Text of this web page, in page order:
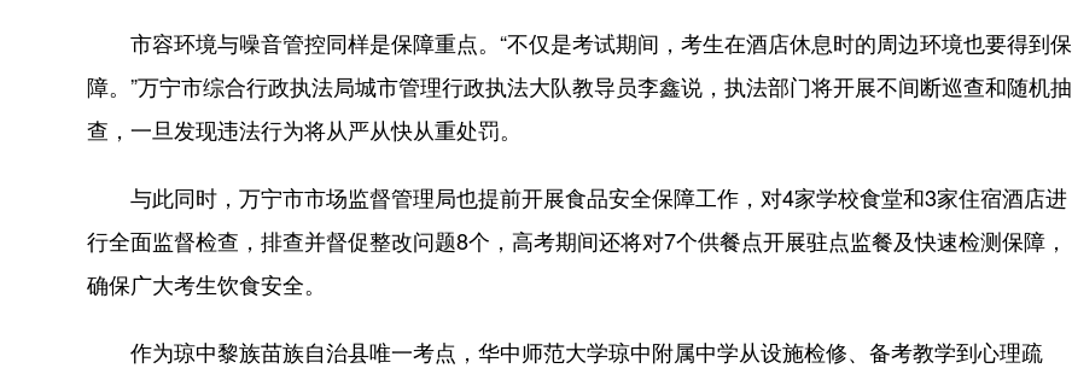
市容环境与噪音管控同样是保障重点。“不仅是考试期间，考生在酒店休息时的周边环境也要得到保
障。”万宁市综合行政执法局城市管理行政执法大队教导员李鑫说，执法部门将开展不间断巡查和随机抽
查，一旦发现违法行为将从严从快从重处罚。
与此同时，万宁市市场监督管理局也提前开展食品安全保障工作，对4家学校食堂和3家住宿酒店进
行全面监督检查，排查并督促整改问题8个，高考期间还将对7个供餐点开展驻点监餐及快速检测保障，
确保广大考生饮食安全。
作为琼中黎族苗族自治县唯一考点，华中师范大学琼中附属中学从设施检修、备考教学到心理疏